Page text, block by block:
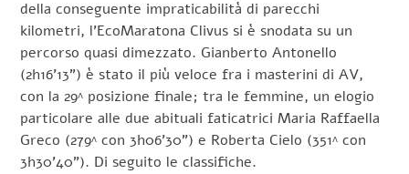
della conseguente impraticabilità di parecchi
kilometri, l’EcoMaratona Clivus si è snodata su un
percorso quasi dimezzato. Gianberto Antonello
(2h16’13”) è stato il più veloce fra i masterini di AV,
con la 29^ posizione finale; tra le femmine, un elogio
particolare alle due abituali faticatrici Maria Raffaella
Greco (279^ con 3h06’30”) e Roberta Cielo (351^ con
3h30’40”). Di seguito le classifiche.